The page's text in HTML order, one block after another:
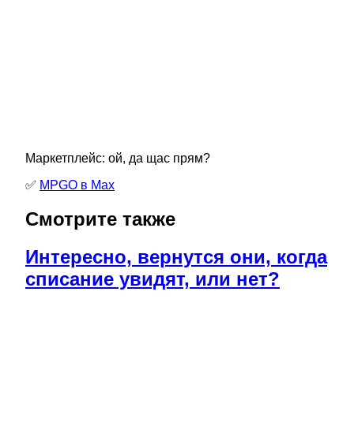
Маркетплейс: ой, да щас прям?
✅ MPGO в Мах
Смотрите также
Интересно, вернутся они, когда
списание увидят, или нет?